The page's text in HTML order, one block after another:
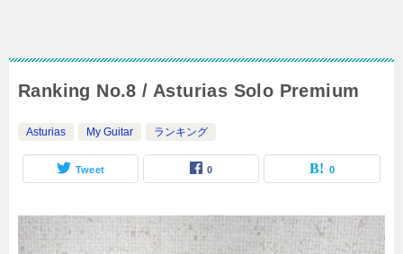
Ranking No.8 / Asturias Solo Premium
Asturias My Guitar ランキング
Tweet 0 0